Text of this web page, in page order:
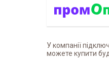
У компанії
можете купити